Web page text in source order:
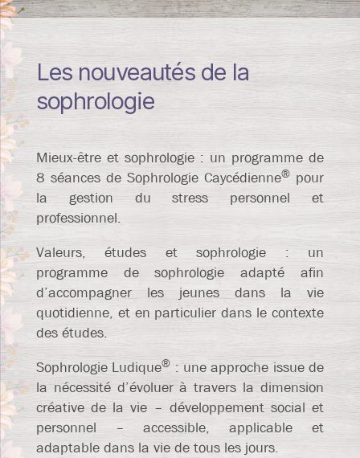
Les nouveautés de la
sophrologie
Mieux-être et sophrologie : un programme de
8 séances de Sophrologie Caycédienne® pour
la gestion du stress personnel et
professionnel.
Valeurs, études et sophrologie : un
programme de sophrologie adapté afin
d’accompagner les jeunes dans la vie
quotidienne, et en particulier dans le contexte
des études.
Sophrologie Ludique® : une approche issue de
la nécessité d’évoluer à travers la dimension
créative de la vie – développement social et
personnel – accessible, applicable et
adaptable dans la vie de tous les jours.